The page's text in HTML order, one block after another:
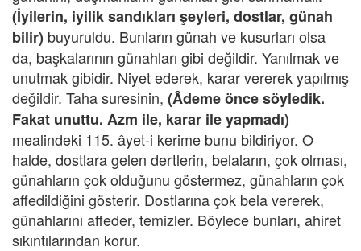
(İyilerin, iyilik sandıkları şeyleri, dostlar, günah
bilir) buyuruldu. Bunların günah ve kusurları olsa
da, başkalarının günahları gibi değildir. Yanılmak ve
unutmak gibidir. Niyet ederek, karar vererek yapılmış
değildir. Taha suresinin, (Âdeme önce söyledik.
Fakat unuttu. Azm ile, karar ile yapmadı)
mealindeki 115. âyet-i kerime bunu bildiriyor. O
halde, dostlara gelen dertlerin, belaların, çok olması,
günahların çok olduğunu göstermez, günahların çok
affedildiğini gösterir. Dostlarına çok bela vererek,
günahlarını affeder, temizler. Böylece bunları, ahiret
sıkıntılarından korur.